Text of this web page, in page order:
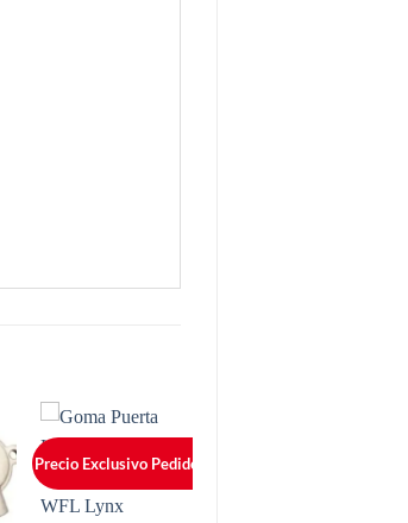
Precio Exclusivo Pedidos Online